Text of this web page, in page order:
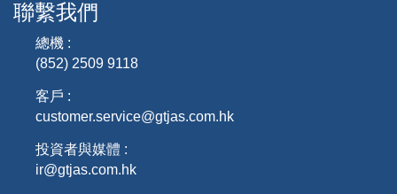
聯繫我們
總機 :
(852) 2509 9118
客戶 :
customer.service@gtjas.com.hk
投資者與媒體 :
ir@gtjas.com.hk